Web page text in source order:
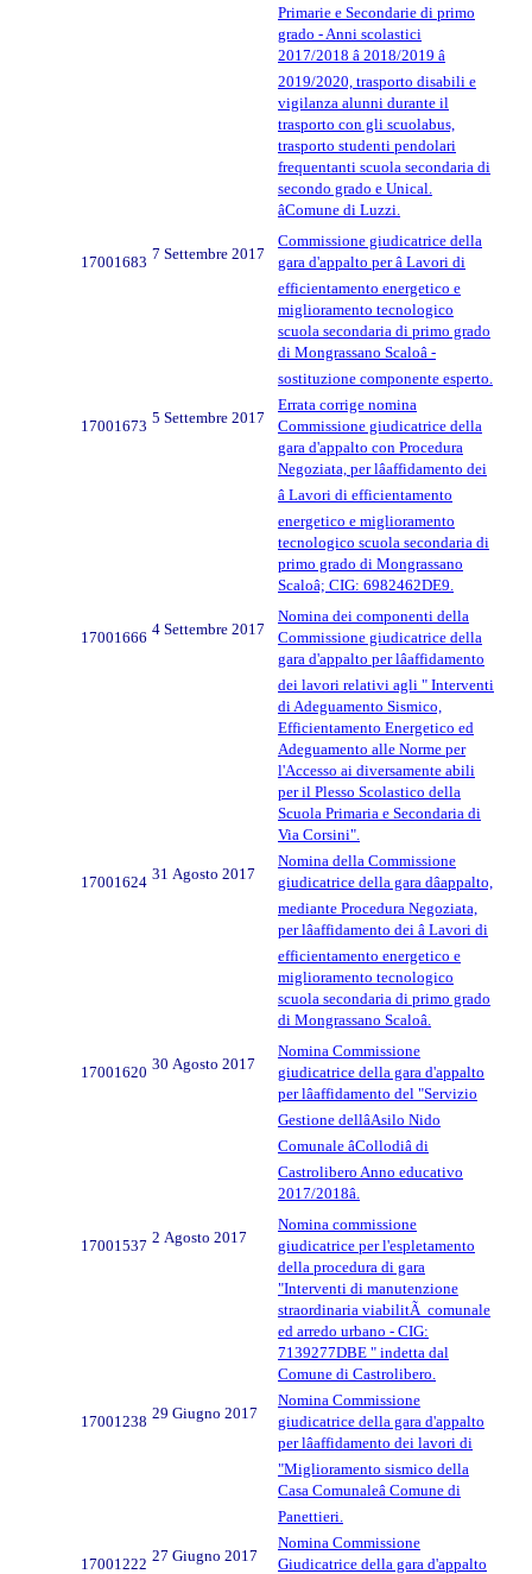
Primarie e Secondarie di primo
grado - Anni scolastici
2017/2018 â 2018/2019 â
2019/2020, trasporto disabili e
vigilanza alunni durante il
trasporto con gli scuolabus,
trasporto studenti pendolari
frequentanti scuola secondaria di
secondo grado e Unical.
âComune di Luzzi.
17001683 7 Settembre 2017
Commissione giudicatrice della
gara d'appalto per â Lavori di
efficientamento energetico e
miglioramento tecnologico
scuola secondaria di primo grado
di Mongrassano Scaloâ -
sostituzione componente esperto.
17001673 5 Settembre 2017
Errata corrige nomina
Commissione giudicatrice della
gara d'appalto con Procedura
Negoziata, per lâaffidamento dei
â Lavori di efficientamento
energetico e miglioramento
tecnologico scuola secondaria di
primo grado di Mongrassano
Scaloâ; CIG: 6982462DE9.
17001666 4 Settembre 2017
Nomina dei componenti della
Commissione giudicatrice della
gara d'appalto per lâaffidamento
dei lavori relativi agli " Interventi
di Adeguamento Sismico,
Efficientamento Energetico ed
Adeguamento alle Norme per
l'Accesso ai diversamente abili
per il Plesso Scolastico della
Scuola Primaria e Secondaria di
Via Corsini".
17001624 31 Agosto 2017
Nomina della Commissione
giudicatrice della gara dâappalto,
mediante Procedura Negoziata,
per lâaffidamento dei â Lavori di
efficientamento energetico e
miglioramento tecnologico
scuola secondaria di primo grado
di Mongrassano Scaloâ.
17001620 30 Agosto 2017
Nomina Commissione
giudicatrice della gara d'appalto
per lâaffidamento del "Servizio
Gestione dellâAsilo Nido
Comunale âCollodiâ di
Castrolibero Anno educativo
2017/2018â.
17001537 2 Agosto 2017
Nomina commissione
giudicatrice per l'espletamento
della procedura di gara
"Interventi di manutenzione
straordinaria viabilitÃ comunale
ed arredo urbano - CIG:
7139277DBE " indetta dal
Comune di Castrolibero.
17001238 29 Giugno 2017
Nomina Commissione
giudicatrice della gara d'appalto
per lâaffidamento dei lavori di
"Miglioramento sismico della
Casa Comunaleâ Comune di
Panettieri.
17001222 27 Giugno 2017
Nomina Commissione
Giudicatrice della gara d'appalto